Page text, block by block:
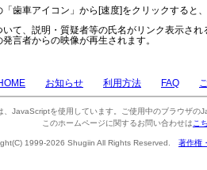
「歯車アイコン」から[速度]をクリックすると
いて、説明・質疑者等の氏名がリンク表示さ
言者からの映像が再生されます。
お知らせ 利用方法 FAQ
、JavaScriptを使用しています。ご使用中のブラウザの
このホームページに関するお問い合わせは こ
1999-2026 Shugiin All Rights Reserved. 著作権